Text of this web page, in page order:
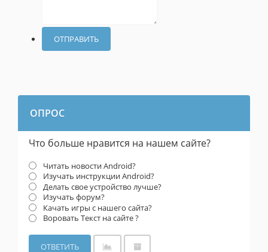
ОТПРАВИТЬ
ОПРОС
Что больше нравится на нашем сайте?
Читать новости Android?
Изучать инструкции Android?
Делать свое устройство лучше?
Изучать форум?
Качать игры с нашего сайта?
Воровать Текст на сайте ?